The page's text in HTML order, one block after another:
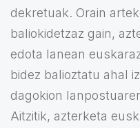
dekretuak. Orain
baliokidetzaz gain,
edota lanean
bidez balioztatu ahal
dagokion
Aitzitik, azterketa